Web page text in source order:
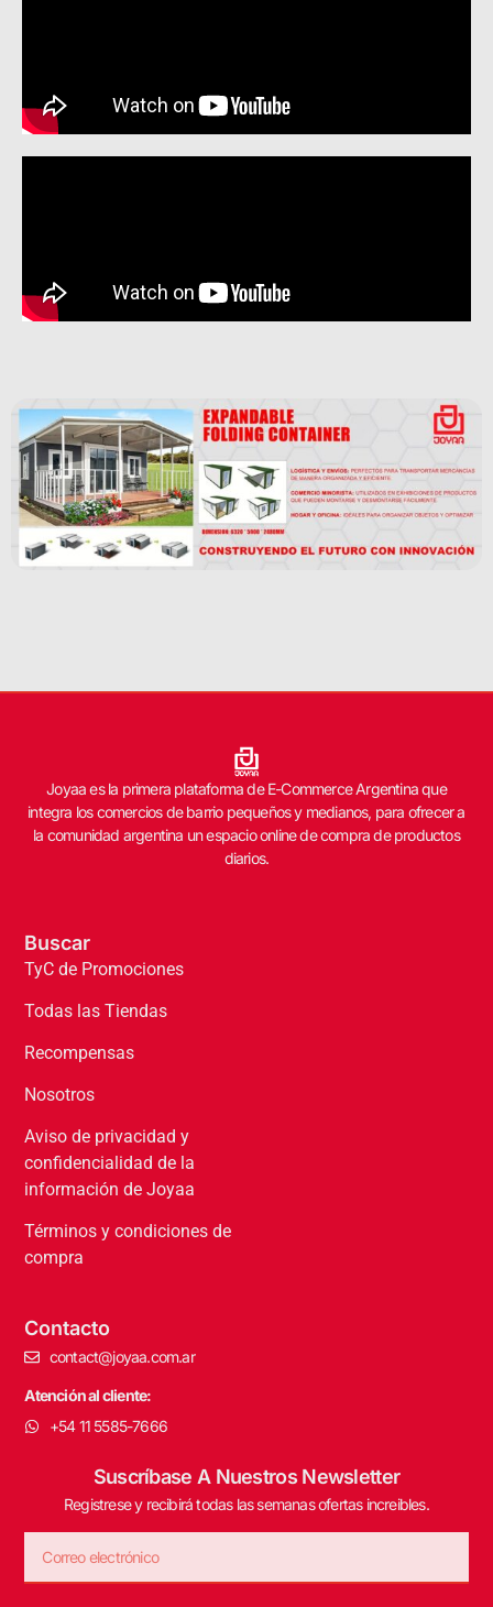
Joyaa es la primera plataforma de E-Commerce Argentina que
integra los comercios de barrio pequeños y medianos, para ofrecer a
la comunidad argentina un espacio online de compra de productos
diarios.
Buscar
TyC de Promociones
Todas las Tiendas
Recompensas
Nosotros
Aviso de privacidad y
confidencialidad de la
información de Joyaa
Términos y condiciones de
compra
Contacto
contact@joyaa.com.ar
Atención al cliente:
+54 11 5585-7666
Suscríbase A Nuestros Newsletter
Registrese y recibirá todas las semanas ofertas increibles.